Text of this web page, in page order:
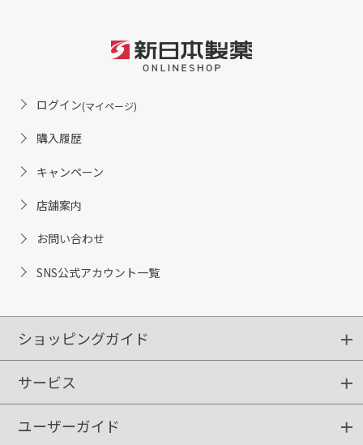
ログイン(マイページ)
購入履歴
キャンペーン
店舗案内
お問い合わせ
SNS公式アカウント一覧
ショッピングガイド
ショッピングガイド
ご注文方法
送料・配送
クーポンご利用方法
サービス
定期購入
ポイントサービス
お知らせメール
ユーザーガイド